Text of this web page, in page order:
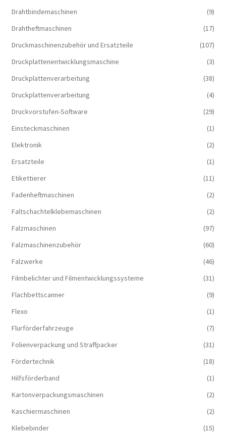
Drahtbindemaschinen
(9)
Drahtheftmaschinen
(17)
Druckmaschinenzubehör und Ersatzteile
(107)
Druckplattenentwicklungsmaschine
(3)
Druckplattenverarbeitung
(38)
Druckplattenverarbeitung
(4)
Druckvorstufen-Software
(29)
Einsteckmaschinen
(1)
Elektronik
(2)
Ersatzteile
(1)
Etikettierer
(11)
Fadenheftmaschinen
(2)
Faltschachtelklebemaschinen
(2)
Falzmaschinen
(97)
Falzmaschinenzubehör
(60)
Falzwerke
(46)
Filmbelichter und Filmentwicklungssysteme
(31)
Flachbettscanner
(9)
Flexo
(1)
Flurförderfahrzeuge
(7)
Folienverpackung und Straffpacker
(31)
Fördertechnik
(18)
Hilfsförderband
(1)
Kartonverpackungsmaschinen
(2)
Kaschiermaschinen
(2)
Klebebinder
(15)